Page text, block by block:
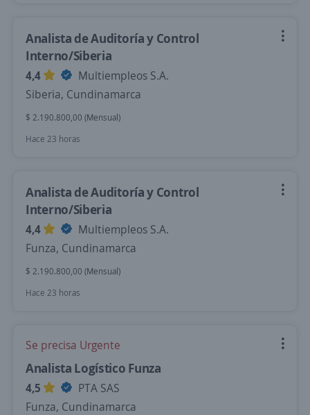
Analista de Auditoría y Control
Interno/Siberia
4,4
Multiempleos S.A.
Siberia, Cundinamarca
$ 2.190.800,00 (Mensual)
Hace 23 horas
Analista de Auditoría y Control
Interno/Siberia
4,4
Multiempleos S.A.
Funza, Cundinamarca
$ 2.190.800,00 (Mensual)
Hace 23 horas
Se precisa Urgente
Analista Logístico Funza
4,5
PTA SAS
Funza, Cundinamarca